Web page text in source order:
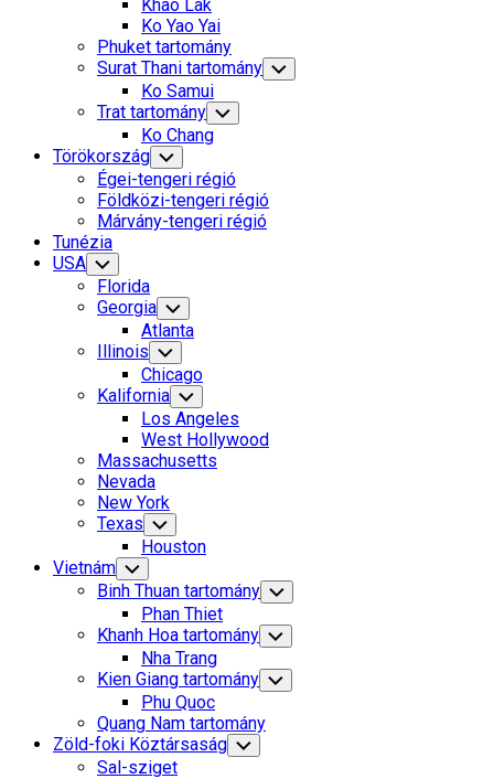
Khao Lak
Ko Yao Yai
Phuket tartomány
Surat Thani tartomány Toggle
Child
Ko Samui
Trat tartomány Toggle
Child
Ko Chang
Törökország Toggle
Child
Menu
Égei-tengeri régió
Földközi-tengeri régió
Márvány-tengeri régió
Tunézia
USA Toggle
Child
Menu
Florida
Georgia Toggle
Child
Menu
Atlanta
Illinois Toggle
Child
Menu
Chicago
Kalifornia Toggle
Child
Menu
Los Angeles
West Hollywood
Massachusetts
Nevada
New York
Texas Toggle
Child
Menu
Houston
Vietnám Toggle
Child
Menu
Binh Thuan tartomány Toggle
Child
Menu
Phan Thiet
Khanh Hoa tartomány Toggle
Child
Menu
Nha Trang
Kien Giang tartomány Toggle
Child
Phu Quoc
Quang Nam tartomány
Zöld-foki Köztársaság Toggle
Child
Sal-sziget